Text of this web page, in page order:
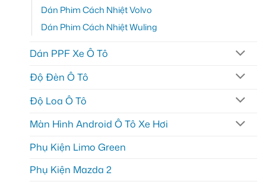
Dán Phim Cách Nhiệt Volvo
Dán Phim Cách Nhiệt Wuling
Dán PPF Xe Ô Tô
Độ Đèn Ô Tô
Độ Loa Ô Tô
Màn Hình Android Ô Tô Xe Hơi
Phụ Kiện Limo Green
Phụ Kiện Mazda 2